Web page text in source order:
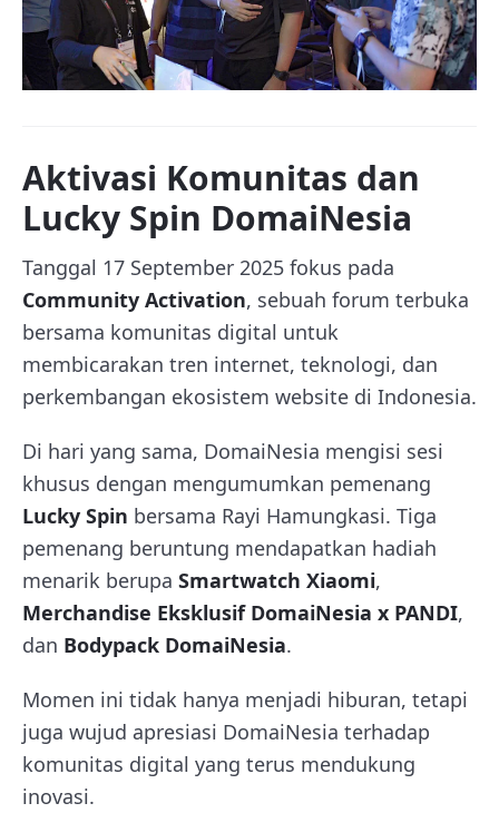
Aktivasi Komunitas dan
Lucky Spin DomaiNesia
Tanggal 17 September 2025 fokus pada
Community Activation, sebuah forum terbuka
bersama komunitas digital untuk
membicarakan tren internet, teknologi, dan
perkembangan ekosistem website di Indonesia.
Di hari yang sama, DomaiNesia mengisi sesi
khusus dengan mengumumkan pemenang
Lucky Spin bersama Rayi Hamungkasi. Tiga
pemenang beruntung mendapatkan hadiah
menarik berupa Smartwatch Xiaomi,
Merchandise Eksklusif DomaiNesia x PANDI,
dan Bodypack DomaiNesia.
Momen ini tidak hanya menjadi hiburan, tetapi
juga wujud apresiasi DomaiNesia terhadap
komunitas digital yang terus mendukung
inovasi.